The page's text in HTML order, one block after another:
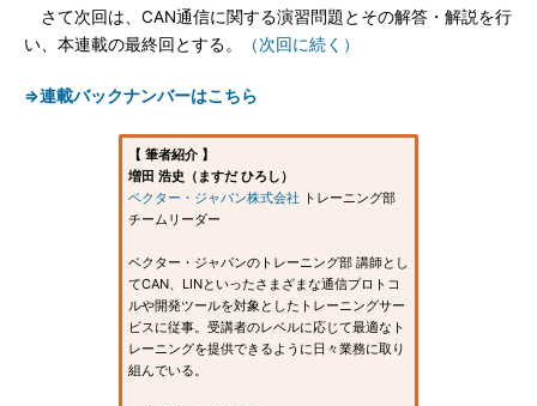
さて次回は、CAN通信に関する演習問題とその解答・解説を行
い、本連載の最終回とする。
（次回に続く）
⇒連載バックナンバーはこちら
【 筆者紹介 】
増田 浩史（ますだ ひろし）
ベクター・ジャパン株式会社 トレーニング部
チームリーダー
ベクター・ジャパンのトレーニング部 講師とし
てCAN、LINといったさまざまな通信プロトコ
ルや開発ツールを対象としたトレーニングサー
ビスに従事。受講者のレベルに応じて最適なト
レーニングを提供できるように日々業務に取り
組んでいる。